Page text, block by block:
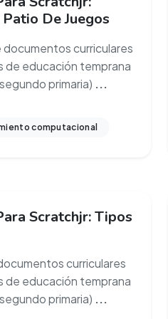
De Juegos
curriculares
de educación temprana
primaria) ...
computacional
Scratchjr: Tipos
curriculares
de educación temprana
primaria) ...